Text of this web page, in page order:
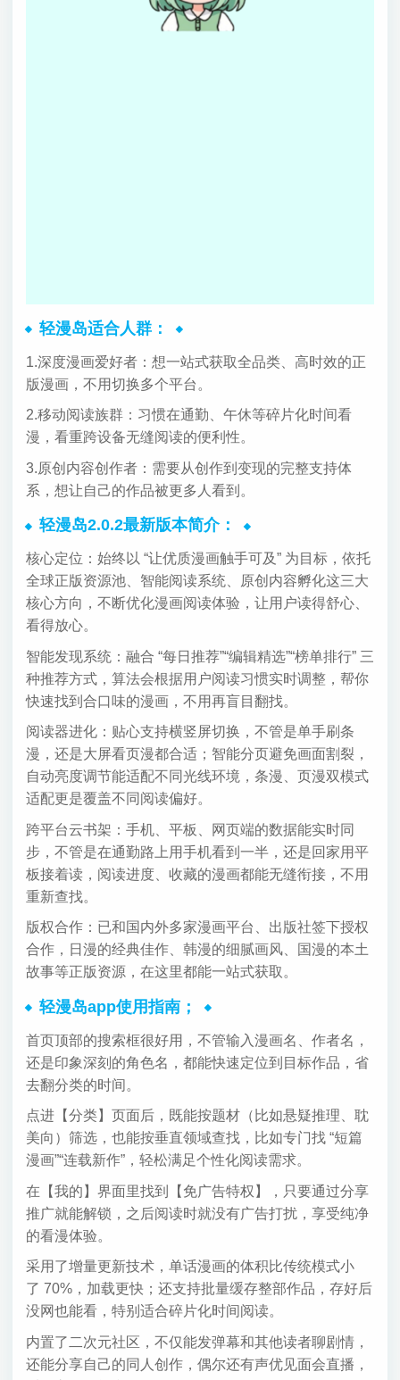
轻漫岛适合人群：
1.深度漫画爱好者：想一站式获取全品类、高时效的正
版漫画，不用切换多个平台。
2.移动阅读族群：习惯在通勤、午休等碎片化时间看
漫，看重跨设备无缝阅读的便利性。
3.原创内容创作者：需要从创作到变现的完整支持体
系，想让自己的作品被更多人看到。
轻漫岛2.0.2最新版本简介：
核心定位：始终以 “让优质漫画触手可及” 为目标，依托
全球正版资源池、智能阅读系统、原创内容孵化这三大
核心方向，不断优化漫画阅读体验，让用户读得舒心、
看得放心。
智能发现系统：融合 “每日推荐”“编辑精选”“榜单排行” 三
种推荐方式，算法会根据用户阅读习惯实时调整，帮你
快速找到合口味的漫画，不用再盲目翻找。
阅读器进化：贴心支持横竖屏切换，不管是单手刷条
漫，还是大屏看页漫都合适；智能分页避免画面割裂，
自动亮度调节能适配不同光线环境，条漫、页漫双模式
适配更是覆盖不同阅读偏好。
跨平台云书架：手机、平板、网页端的数据能实时同
步，不管是在通勤路上用手机看到一半，还是回家用平
板接着读，阅读进度、收藏的漫画都能无缝衔接，不用
重新查找。
版权合作：已和国内外多家漫画平台、出版社签下授权
合作，日漫的经典佳作、韩漫的细腻画风、国漫的本土
故事等正版资源，在这里都能一站式获取。
轻漫岛app使用指南；
首页顶部的搜索框很好用，不管输入漫画名、作者名，
还是印象深刻的角色名，都能快速定位到目标作品，省
去翻分类的时间。
点进【分类】页面后，既能按题材（比如悬疑推理、耽
美向）筛选，也能按垂直领域查找，比如专门找 “短篇
漫画”“连载新作”，轻松满足个性化阅读需求。
在【我的】界面里找到【免广告特权】，只要通过分享
推广就能解锁，之后阅读时就没有广告打扰，享受纯净
的看漫体验。
采用了增量更新技术，单话漫画的体积比传统模式小
了 70%，加载更快；还支持批量缓存整部作品，存好后
没网也能看，特别适合碎片化时间阅读。
内置了二次元社区，不仅能发弹幕和其他读者聊剧情，
还能分享自己的同人创作，偶尔还有声优见面会直播，